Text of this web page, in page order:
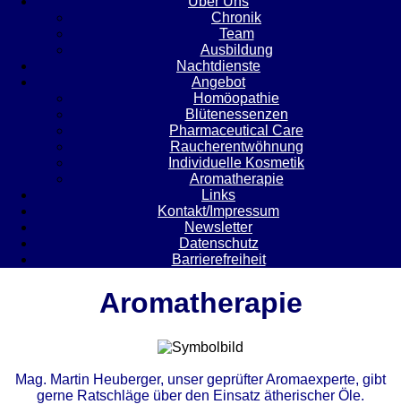
Chronik
Team
Ausbildung
Nachtdienste
Angebot
Homöopathie
Blütenessenzen
Pharmaceutical Care
Raucherentwöhnung
Individuelle Kosmetik
Aromatherapie
Links
Kontakt/Impressum
Newsletter
Datenschutz
Barrierefreiheit
Aromatherapie
Mag. Martin Heuberger, unser geprüfter Aromaexperte, gibt
gerne Ratschläge über den Einsatz ätherischer Öle.